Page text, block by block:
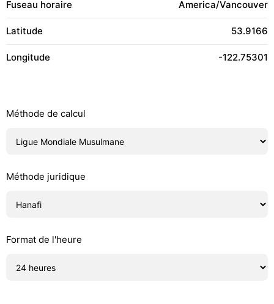
Fuseau horaire America/Vancouver
Latitude 53.9166
Longitude -122.75301
Méthode de calcul
Méthode juridique
Format de l'heure